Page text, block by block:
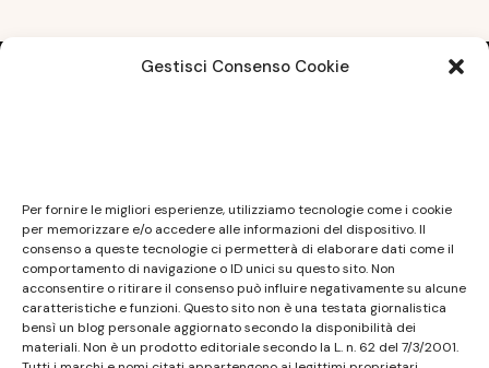
Gestisci Consenso Cookie
Per fornire le migliori esperienze, utilizziamo tecnologie come i cookie
per memorizzare e/o accedere alle informazioni del dispositivo. Il
consenso a queste tecnologie ci permetterà di elaborare dati come il
comportamento di navigazione o ID unici su questo sito. Non
acconsentire o ritirare il consenso può influire negativamente su alcune
caratteristiche e funzioni. Questo sito non è una testata giornalistica
bensì un blog personale aggiornato secondo la disponibilità dei
materiali. Non è un prodotto editoriale secondo la L. n. 62 del 7/3/2001.
non ha carattere periodico essendo aggiornato
secondo la disponibilità e la reperibilità dei materiali.
Pertanto non può essere considerato in alcun modo
un prodotto editoriale ai sensi della L. n. 62 del
7/3/2001. Tutti i marchi riportati appartengono ai